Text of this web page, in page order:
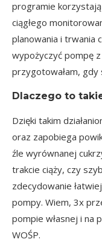
programie
ciągłego
planowania i trwania
wypożyczyć pompę
przygotowałam, gdy
Dlaczego to
Dzięki takim
oraz zapobiega
źle wyrównanej
trakcie ciąży, czy
zdecydowanie
pompy. Wiem, 3x
pompie własnej i na
WOŚP.